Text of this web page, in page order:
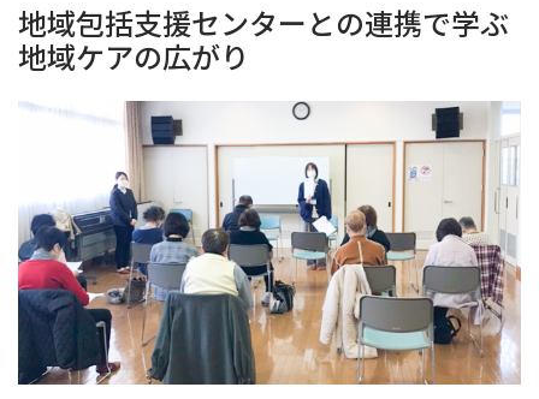
地域包括支援センターとの連携で学ぶ
地域ケアの広がり